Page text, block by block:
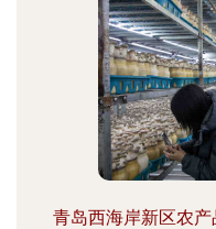
青岛西海岸新区农